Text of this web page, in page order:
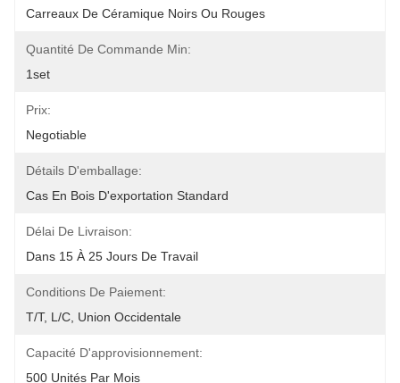
Carreaux De Céramique Noirs Ou Rouges
Quantité De Commande Min:
1set
Prix:
Negotiable
Détails D'emballage:
Cas En Bois D'exportation Standard
Délai De Livraison:
Dans 15 À 25 Jours De Travail
Conditions De Paiement:
T/T, L/C, Union Occidentale
Capacité D'approvisionnement:
500 Unités Par Mois